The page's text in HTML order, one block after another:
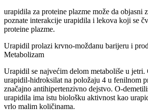
urapidila za proteine plazme može da objasni
poznate interakcije urapidila i lekova koji se
proteine plazme.
Urapidil prolazi krvno-moždanu barijeru i
Metabolizam
Urapidil se najvećim delom metaboliše u
urapidil-hidroksilat na položaju 4 u fenilnom
značajno antihipertenzivno dejstvo. O-
urapidila ima istu biološku aktivnost kao
vrlo malim količinama.